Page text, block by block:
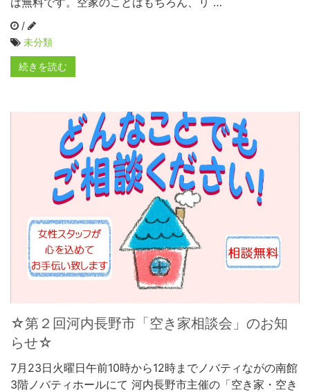
/
未分類
続きを読む
☆第２回河内長野市「空き家相談会」のお知
らせ☆
7月23日火曜日午前10時から12時までノバティながの南館
3階ノバティホールにて 河内長野市主催の「空き家・空き